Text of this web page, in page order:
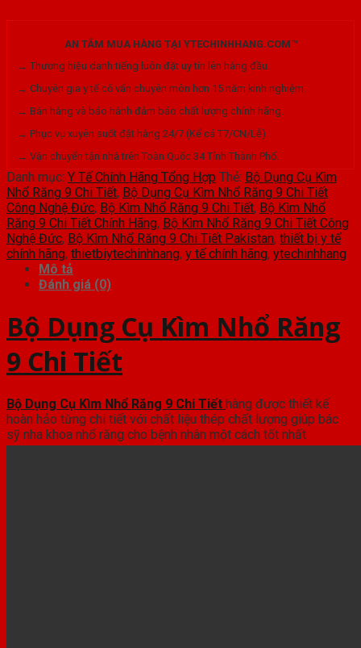
AN TÂM MUA HÀNG TẠI YTECHINHHANG.COM™
→ Thương hiệu danh tiếng luôn đặt uy tín lên hàng đầu.
→ Chuyên gia y tế cố vấn chuyên môn hơn 15 năm kinh nghiệm.
→ Bán hàng và bảo hành đảm bảo chất lượng chính hãng.
→ Phục vụ xuyên suốt đặt hàng 24/7 (Kể cả T7/CN/Lễ).
→ Vận chuyển tận nhà trên Toàn Quốc 34 Tỉnh Thành Phố.
Danh mục: Y Tế Chính Hãng Tổng Hợp Thẻ: Bộ Dụng Cụ Kìm
Nhổ Răng 9 Chi Tiết, Bộ Dụng Cụ Kìm Nhổ Răng 9 Chi Tiết
Công Nghệ Đức, Bộ Kìm Nhổ Răng 9 Chi Tiết, Bộ Kìm Nhổ
Răng 9 Chi Tiết Chính Hãng, Bộ Kìm Nhổ Răng 9 Chi Tiết Công
Nghệ Đức, Bộ Kìm Nhổ Răng 9 Chi Tiết Pakistan, thiết bị y tế
chính hãng, thietbiytechinhhang, y tế chính hãng, ytechinhhang
Mô tả
Đánh giá (0)
Bộ Dụng Cụ Kìm Nhổ Răng
9 Chi Tiết
Bộ Dụng Cụ Kìm Nhổ Răng 9 Chi Tiết hàng được thiết kế
hoàn hảo từng chi tiết với chất liệu thép chất lượng giúp bác
sỹ nha khoa nhổ răng cho bệnh nhân một cách tốt nhất